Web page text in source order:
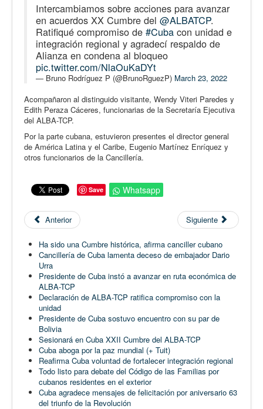
Intercambiamos sobre acciones para avanzar
en acuerdos XX Cumbre del @ALBATCP.
Ratifiqué compromiso de #Cuba con unidad e
integración regional y agradecí respaldo de
Alianza en condena al bloqueo
pic.twitter.com/NlaOuKaDYt
— Bruno Rodríguez P (@BrunoRguezP) March 23, 2022
Acompañaron al distinguido visitante, Wendy Viteri Paredes y
Edith Peraza Cáceres, funcionarias de la Secretaría Ejecutiva
del ALBA-TCP.
Por la parte cubana, estuvieron presentes el director general
de América Latina y el Caribe, Eugenio Martínez Enríquez y
otros funcionarios de la Cancillería.
Save Whatsapp
Anterior Siguiente
Ha sido una Cumbre histórica, afirma canciller cubano
Cancillería de Cuba lamenta deceso de embajador Dario
Urra
Presidente de Cuba instó a avanzar en ruta económica de
ALBA-TCP
Declaración de ALBA-TCP ratifica compromiso con la
unidad
Presidente de Cuba sostuvo encuentro con su par de
Bolivia
Sesionará en Cuba XXII Cumbre del ALBA-TCP
Cuba aboga por la paz mundial (+ Tuit)
Reafirma Cuba voluntad de fortalecer integración regional
Todo listo para debate del Código de las Familias por
cubanos residentes en el exterior
Cuba agradece mensajes de felicitación por aniversario 63
del triunfo de la Revolución